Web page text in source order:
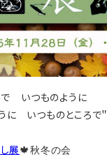
で いつものように
いつものところで＂
展🍁秋冬の会